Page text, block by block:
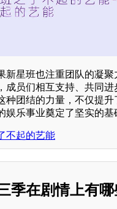
新星班也注重团队的凝聚
成员们相互支持、共同
种团结的力量，不仅提
娱乐事业奠定了坚实的基
不起的艺能
季在剧情上有